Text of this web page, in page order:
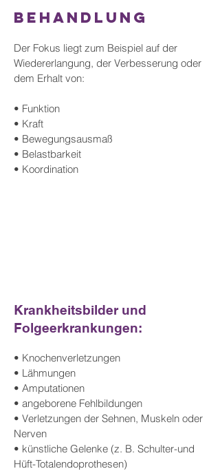
Behandlung
Der Fokus liegt zum Beispiel auf der
Wiedererlangung, der Verbesserung oder
dem Erhalt von:
• Funktion
• Kraft
• Bewegungsausmaß
• Belastbarkeit
• Koordination
Krankheitsbilder und
Folgeerkrankungen:
• Knochenverletzungen
• Lähmungen
• Amputationen
• angeborene Fehlbildungen
• Verletzungen der Sehnen, Muskeln oder
Nerven
• künstliche Gelenke (z. B. Schulter-und
Hüft-Totalendoprothesen)